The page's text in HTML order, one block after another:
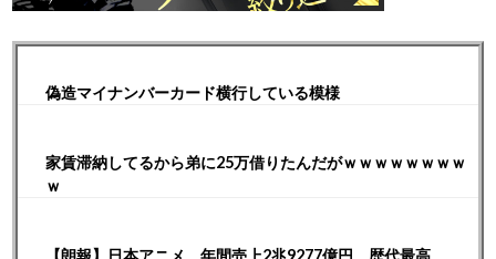
偽造マイナンバーカード横行している模様
家賃滞納してるから弟に25万借りたんだがｗｗｗｗｗｗｗｗ
ｗ
【朗報】日本アニメ、年間売上2兆9277億円 歴代最高